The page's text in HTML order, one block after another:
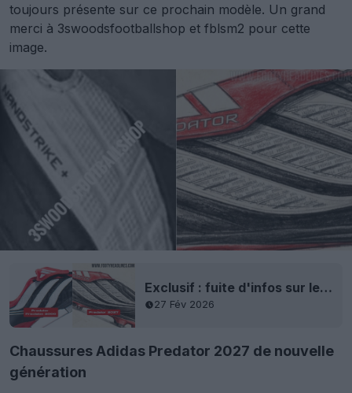
toujours présente sur ce prochain modèle. Un grand
merci à 3swoodsfootballshop et fblsm2 pour cette
image.
Exclusif : fuite d'infos sur les chaussures Adidas Predator 2027 de nouvelle génération, inspirées des Predator Precision de 2000
27 Fév 2026
Chaussures Adidas Predator 2027 de nouvelle
génération